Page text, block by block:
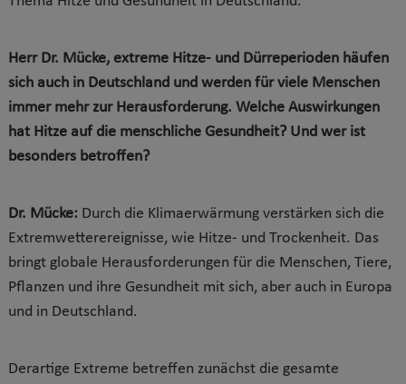
Herr Dr. Mücke, extreme Hitze- und Dürreperioden häufen
sich auch in Deutschland und werden für viele Menschen
immer mehr zur Herausforderung. Welche Auswirkungen
hat Hitze auf die menschliche Gesundheit? Und wer ist
besonders betroffen?
Dr. Mücke: Durch die Klimaerwärmung verstärken sich die
Extremwetterereignisse, wie Hitze- und Trockenheit. Das
bringt globale Herausforderungen für die Menschen, Tiere,
Pflanzen und ihre Gesundheit mit sich, aber auch in Europa
und in Deutschland.
Derartige Extreme betreffen zunächst die gesamte